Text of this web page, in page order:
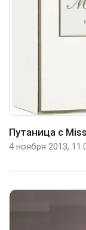
Путаница с
4 ноября 2013,